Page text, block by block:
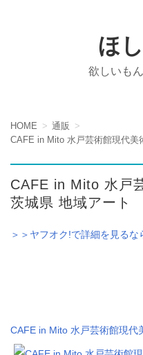
ほ
欲しいも
HOME
通販
CAFE in Mito 水戸
茨城県 地域アート
＞＞ヤフオク!で詳細を見るな
CAFE in Mito 水戸芸術館現代